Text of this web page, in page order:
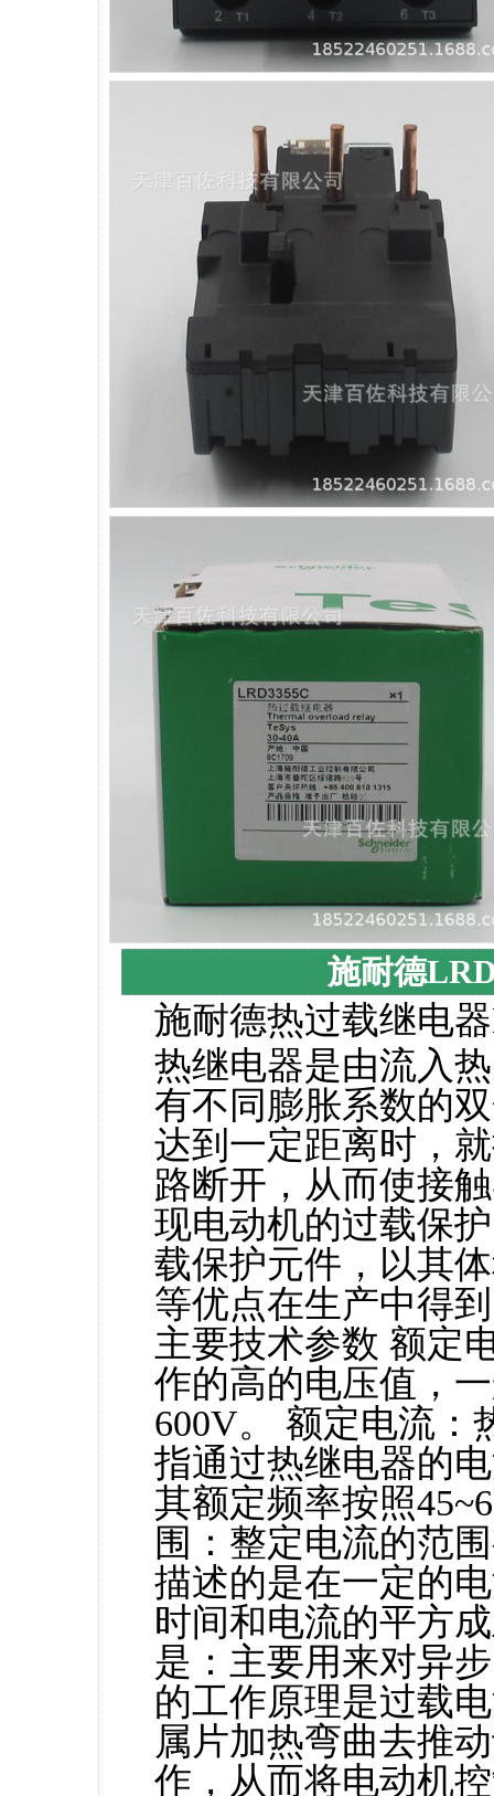
施耐德
施耐德热过载继电
热继电器是由流入
有不同膨胀系数的
达到一定距离时，
路断开，从而使接
现电动机的过载保
载保护元件，以其
等优点在生产中得
主要技术参数 额定
作的高的电压值，
600V。 额定电流：
指通过热继电器的
其额定频率按照
围：整定电流的范
描述的是在一定的
时间和电流的平方
是：主要用来对异
的工作原理是过载
属片加热弯曲去推
作，从而将电动机